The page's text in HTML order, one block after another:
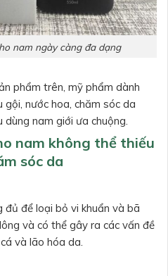
nam ngày càng đa dạng
phẩm trên, mỹ phẩm dành
nước hoa, chăm sóc da
nam giới ưa chuộng.
nam không thể thiếu
sóc da
để loại bỏ vi khuẩn và bã
và có thể gây ra các vấn đề
và lão hóa da.